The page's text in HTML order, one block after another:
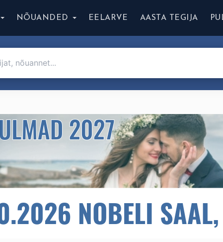
NÕUANDED EELARVE AASTA TEGIJA